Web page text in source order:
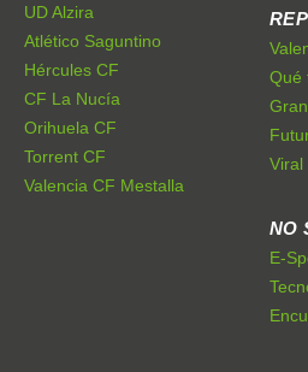
UD Alzira
Atlético Saguntino
Hércules CF
CF La Nucía
Orihuela CF
Torrent CF
Valencia CF Mestalla
Qué
Viral
NO
E-